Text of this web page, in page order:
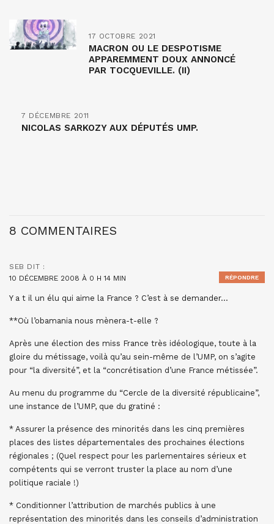
17 OCTOBRE 2021
MACRON OU LE DESPOTISME
APPAREMMENT DOUX ANNONCÉ
PAR TOCQUEVILLE. (II)
7 DÉCEMBRE 2011
NICOLAS SARKOZY AUX DÉPUTÉS UMP.
8 COMMENTAIRES
SEB DIT :
10 DÉCEMBRE 2008 À 0 H 14 MIN
Y a t il un élu qui aime la France ? C’est à se demander…
**Où l’obamania nous mènera-t-elle ?
Après une élection des miss France très idéologique, toute à la
gloire du métissage, voilà qu’au sein-même de l’UMP, on s’agite
pour “la diversité”, et la “concrétisation d’une France métissée”.
Au menu du programme du “Cercle de la diversité républicaine”,
une instance de l’UMP, que du gratiné :
* Assurer la présence des minorités dans les cinq premières
places des listes départementales des prochaines élections
régionales ; (Quel respect pour les parlementaires sérieux et
compétents qui se verront truster la place au nom d’une
politique raciale !)
* Conditionner l’attribution de marchés publics à une
représentation des minorités dans les conseils d’administration
RÉPONDRE